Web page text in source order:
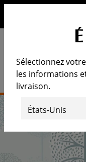
Sélectionnez
les informations
livraison.